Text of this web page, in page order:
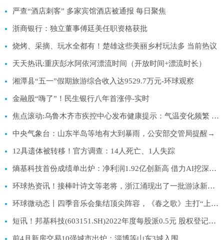
严查“酒店刺客” 多家宾馆酒店被通报 每日聚焦
浙商银行：独立董事傅廷美任职资格获批
烧烤、采摘、玩水全都有！楚雄这些美丽乡村玩法多 当前热议
天天热讯:重庆彭水阿依河漂流时间（开放时间+漂流时长）
湘潭县“五一”假期旅游综合收入达9529.7万元-环球观察
金融股“嗨了”！民生银行八年首涨停-实时
焦点滚动:乌鲁木齐市疾控中心发布健康提示：气温变化频繁 注意防病保暖
中央气象台：山东半岛等地有大到暴雨，公安部交管局提醒→
12具遗体被转移！官方调查：14人死亡、1人失踪
熵基科技首份成绩单出炉：净利润1.92亿创新高 借力AI挖深护城河
环球热资讯！接棒叶诗文等老将，浙江涌现出了一批游泳新生代
环球微动态丨四季音乐会集结顶尖阵容，《春之歌》主打“上海牌”
短讯！邦基科技(603151.SH)2022年度每股派0.5元 股权登记日为5月11日